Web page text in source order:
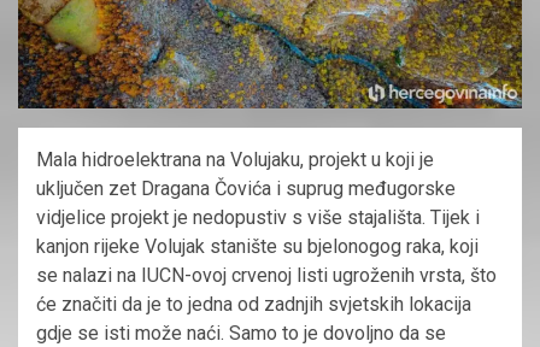
Mala hidroelektrana na Volujaku, projekt u koji je
uključen zet Dragana Čovića i suprug međugorske
vidjelice projekt je nedopustiv s više stajališta. Tijek i
kanjon rijeke Volujak stanište su bjelonogog raka, koji
se nalazi na IUCN-ovoj crvenoj listi ugroženih vrsta, što
će značiti da je to jedna od zadnjih svjetskih lokacija
gdje se isti može naći. Samo to je dovoljno da se